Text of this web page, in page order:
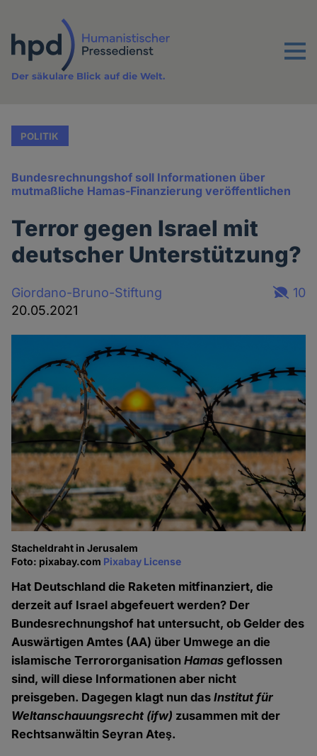
Inhalt
Menu
Der säkulare Blick auf die Welt.
POLITIK
Bundesrechnungshof soll Informationen über
mutmaßliche Hamas-Finanzierung veröffentlichen
Terror gegen Israel mit
deutscher Unterstützung?
Giordano-Bruno-Stiftung
20.05.2021
10
Stacheldraht in Jerusalem
Foto: pixabay.com Pixabay License
Hat Deutschland die Raketen mitfinanziert, die
derzeit auf Israel abgefeuert werden? Der
Bundesrechnungshof hat untersucht, ob Gelder des
Auswärtigen Amtes (AA) über Umwege an die
islamische TerrororganisationHamas geflossen
sind, will diese Informationen aber nicht
preisgeben. Dagegen klagt nun dasInstitut für
Weltanschauungsrecht (ifw) zusammen mit der
Rechtsanwältin Seyran Ateş.